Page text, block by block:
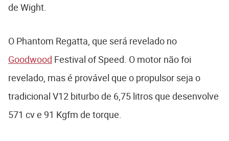
de Wight.
O Phantom Regatta, que será revelado no
Goodwood Festival of Speed. O motor não foi
revelado, mas é provável que o propulsor seja o
tradicional V12 biturbo de 6,75 litros que desenvolve
571 cv e 91 Kgfm de torque.